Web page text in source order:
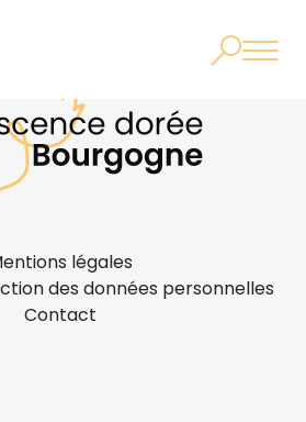
légales
des données personnelles
Contact